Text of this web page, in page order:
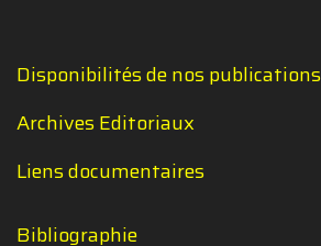
Disponibilités de nos publications
Archives Editoriaux
Liens documentaires
Bibliographie